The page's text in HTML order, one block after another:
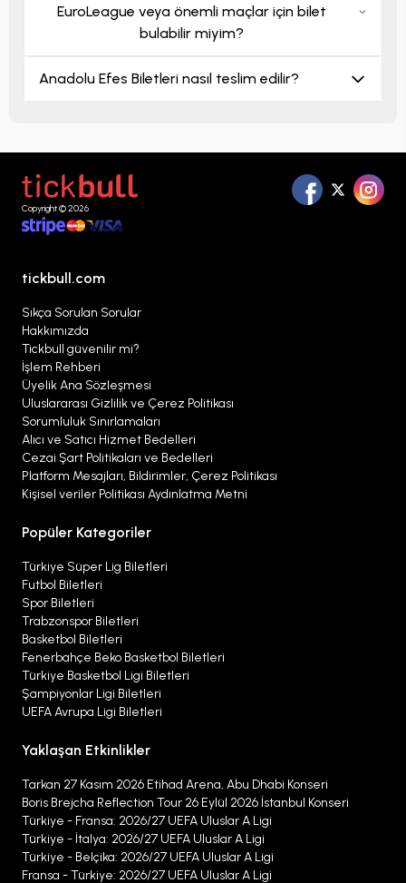
EuroLeague veya önemli maçlar için bilet
bulabilir miyim?
Anadolu Efes Biletleri nasıl teslim edilir?
Copyright © 2026
tickbull.com
Sıkça Sorulan Sorular
Hakkımızda
Tickbull güvenilir mi?
İşlem Rehberi
Üyelik Ana Sözleşmesi
Uluslararası Gizlilik ve Çerez Politikası
Sorumluluk Sınırlamaları
Alıcı ve Satıcı Hizmet Bedelleri
Cezai Şart Politikaları ve Bedelleri
Platform Mesajları, Bildirimler, Çerez Politikası
Kişisel veriler Politikası Aydınlatma Metni
Popüler Kategoriler
Türkiye Süper Lig Biletleri
Futbol Biletleri
Spor Biletleri
Trabzonspor Biletleri
Basketbol Biletleri
Fenerbahçe Beko Basketbol Biletleri
Türkiye Basketbol Ligi Biletleri
Şampiyonlar Ligi Biletleri
UEFA Avrupa Ligi Biletleri
Yaklaşan Etkinlikler
Tarkan 27 Kasım 2026 Etihad Arena, Abu Dhabi Konseri
Boris Brejcha Reflection Tour 26 Eylül 2026 İstanbul Konseri
Türkiye - Fransa: 2026/27 UEFA Uluslar A Ligi
Türkiye - İtalya: 2026/27 UEFA Uluslar A Ligi
Türkiye - Belçika: 2026/27 UEFA Uluslar A Ligi
Fransa - Türkiye: 2026/27 UEFA Uluslar A Ligi